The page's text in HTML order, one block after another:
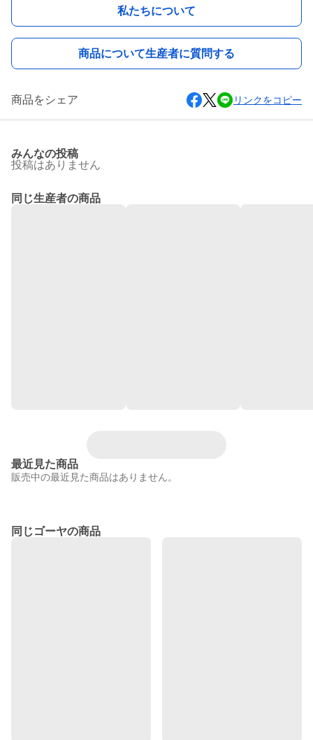
私たちについて
商品について生産者に質問する
商品をシェア リンクをコピー
みんなの投稿
投稿はありません
同じ生産者の商品
最近見た商品
販売中の最近見た商品はありません。
同じゴーヤの商品